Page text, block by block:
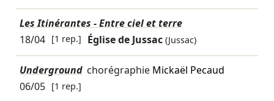
Les Itinérantes - Entre ciel et terre
18/04 [1 rep.] Église de Jussac (Jussac)
Underground chorégraphie Mickaël Pecaud
06/05 [1 rep.]